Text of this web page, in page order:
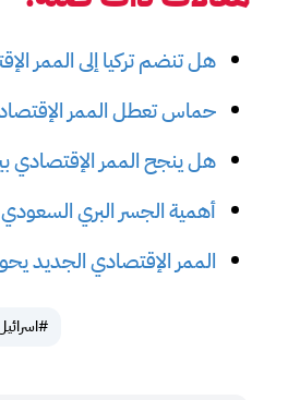
هل تنضم تركيا إلى الممر
حماس تعطل الممر
هل ينجح الممر الإقتصادي
أهمية الجسر البري السعودي
الممر الإقتصادي الجديد